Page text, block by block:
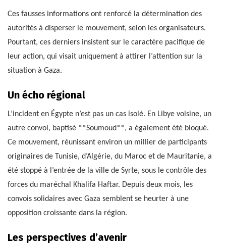
Ces fausses informations ont renforcé la détermination des
autorités à disperser le mouvement, selon les organisateurs.
Pourtant, ces derniers insistent sur le caractère pacifique de
leur action, qui visait uniquement à attirer l’attention sur la
situation à Gaza.
Un écho régional
L’incident en Égypte n’est pas un cas isolé. En Libye voisine, un
autre convoi, baptisé **Soumoud**, a également été bloqué.
Ce mouvement, réunissant environ un millier de participants
originaires de Tunisie, d’Algérie, du Maroc et de Mauritanie, a
été stoppé à l’entrée de la ville de Syrte, sous le contrôle des
forces du maréchal Khalifa Haftar. Depuis deux mois, les
convois solidaires avec Gaza semblent se heurter à une
opposition croissante dans la région.
Les perspectives d’avenir